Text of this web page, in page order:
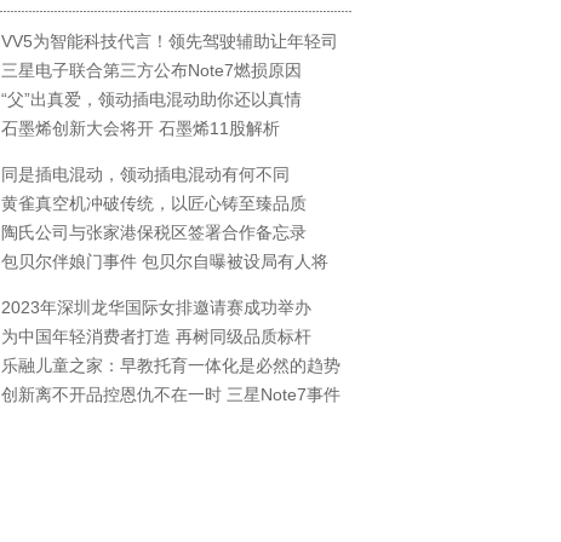
VV5为智能科技代言！领先驾驶辅助让年轻司
三星电子联合第三方公布Note7燃损原因
“父”出真爱，领动插电混动助你还以真情
石墨烯创新大会将开 石墨烯11股解析
同是插电混动，领动插电混动有何不同
黄雀真空机冲破传统，以匠心铸至臻品质
陶氏公司与张家港保税区签署合作备忘录
包贝尔伴娘门事件 包贝尔自曝被设局有人将
2023年深圳龙华国际女排邀请赛成功举办
为中国年轻消费者打造 再树同级品质标杆
乐融儿童之家：早教托育一体化是必然的趋势
创新离不开品控恩仇不在一时 三星Note7事件